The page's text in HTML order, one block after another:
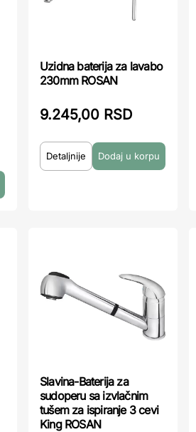
Uzidna baterija za lavabo
230mm ROSAN
9.245,00 RSD
Detaljnije
Slavina-Baterija za
sudoperu sa izvlačnim
tušem za ispiranje 3 cevi
King ROSAN